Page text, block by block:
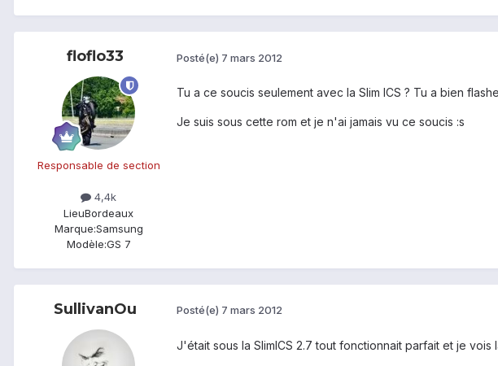
floflo33
Responsable de section
4,4k
LieuBordeaux
Marque:Samsung
Modèle:GS 7
Posté(e) 7 mars 2012
Tu a ce soucis seulement avec la Slim ICS ? Tu a bien
Je suis sous cette rom et je n'ai jamais vu ce soucis :s
SullivanOu Posté(e) 7 mars 2012
J'était sous la SlimICS 2.7 tout fonctionnait parfait et je